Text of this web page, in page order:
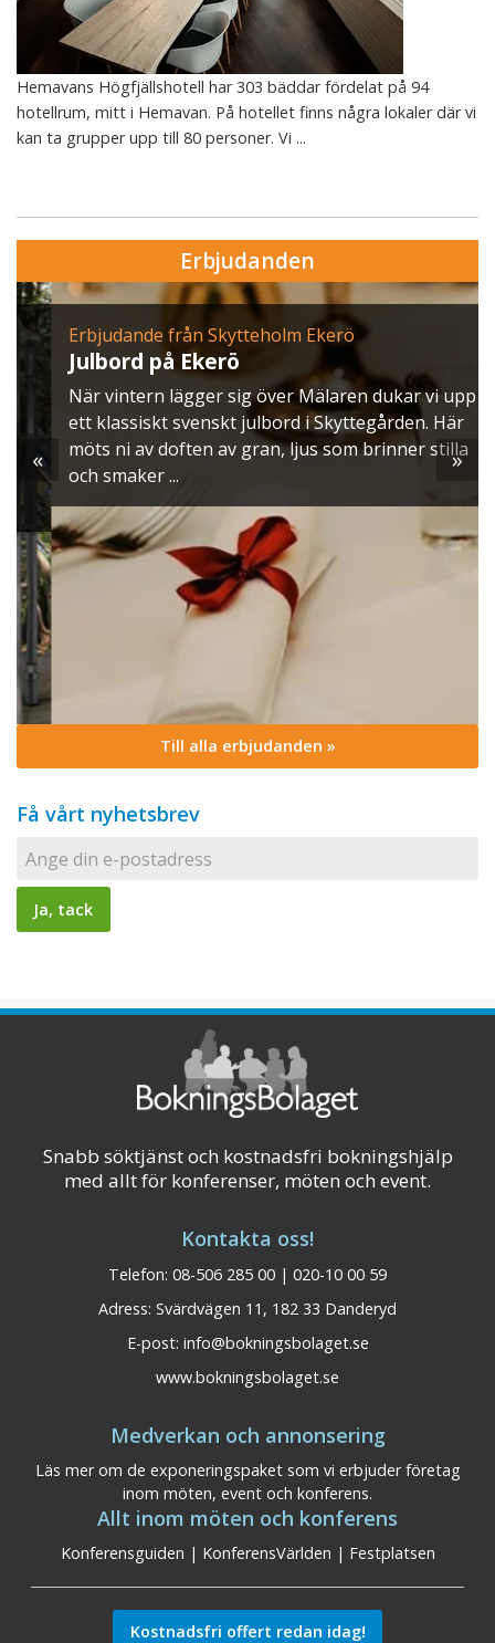
Hemavans Högfjällshotell har 303 bäddar fördelat på 94
hotellrum, mitt i Hemavan. På hotellet finns några lokaler där vi
kan ta grupper upp till 80 personer. Vi ...
Erbjudanden
Erbjudande från Skytteholm Ekerö
Julbord på Ekerö
När vintern lägger sig över Mälaren dukar vi upp
ett klassiskt svenskt julbord i Skyttegården. Här
möts ni av doften av gran, ljus som brinner stilla
och smaker ...
« »
Till alla erbjudanden »
Få vårt nyhetsbrev
Snabb söktjänst och kostnadsfri bokningshjälp
med allt för konferenser, möten och event.
Kontakta oss!
Telefon: 08-506 285 00 | 020-10 00 59
Adress: Svärdvägen 11, 182 33 Danderyd
E-post: info@bokningsbolaget.se
www.bokningsbolaget.se
Medverkan och annonsering
Läs mer om de exponeringspaket som vi erbjuder företag
inom möten, event och konferens.
Allt inom möten och konferens
Konferensguiden | KonferensVärlden | Festplatsen
Kostnadsfri offert redan idag!